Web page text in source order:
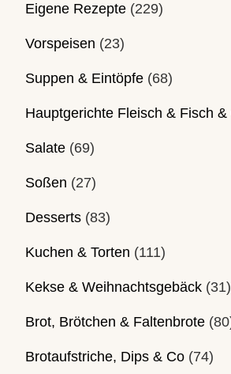
Eigene Rezepte (229)
Vorspeisen (23)
Suppen & Eintöpfe (68)
Hauptgerichte Fleisch & Fisch
Salate (69)
Soßen (27)
Desserts (83)
Kuchen & Torten (111)
Kekse & Weihnachtsgebäck (31)
Brot, Brötchen & Faltenbrote
Brotaufstriche, Dips & Co (74)